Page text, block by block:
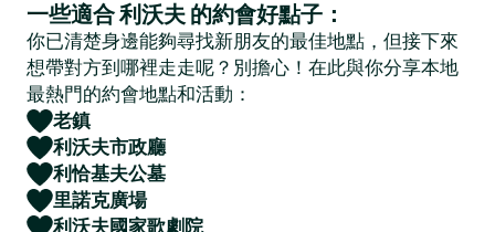
一些適合 利沃夫 的約會好點子：
你已清楚身邊能夠尋找新朋友的最佳地點，但接下來
想帶對方到哪裡走走呢？別擔心！在此與你分享本地
最熱門的約會地點和活動：
老鎮
利沃夫市政廳
利恰基夫公墓
里諾克廣場
利沃夫國家歌劇院